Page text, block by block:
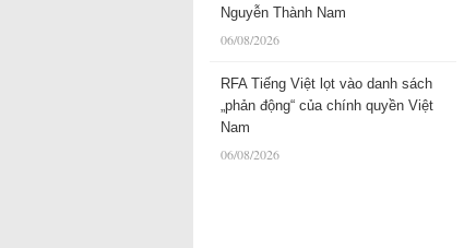
Nguyễn Thành Nam
06/08/2026
RFA Tiếng Việt lọt vào danh sách
„phản động“ của chính quyền Việt
Nam
06/08/2026